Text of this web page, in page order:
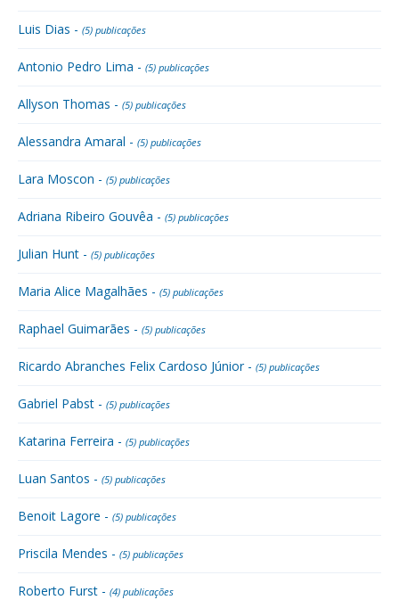
Luis Dias - (5) publicações
Antonio Pedro Lima - (5) publicações
Allyson Thomas - (5) publicações
Alessandra Amaral - (5) publicações
Lara Moscon - (5) publicações
Adriana Ribeiro Gouvêa - (5) publicações
Julian Hunt - (5) publicações
Maria Alice Magalhães - (5) publicações
Raphael Guimarães - (5) publicações
Ricardo Abranches Felix Cardoso Júnior - (5) publicações
Gabriel Pabst - (5) publicações
Katarina Ferreira - (5) publicações
Luan Santos - (5) publicações
Benoit Lagore - (5) publicações
Priscila Mendes - (5) publicações
Roberto Furst - (4) publicações